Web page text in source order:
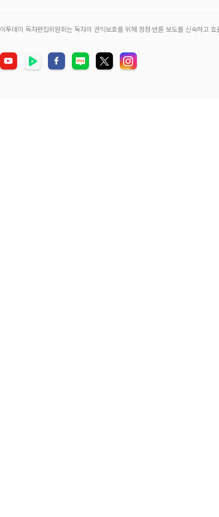
이투데이 독자편집위원회는 독자의 권익보호를 위해 정정‧반론 보도를 신속하고